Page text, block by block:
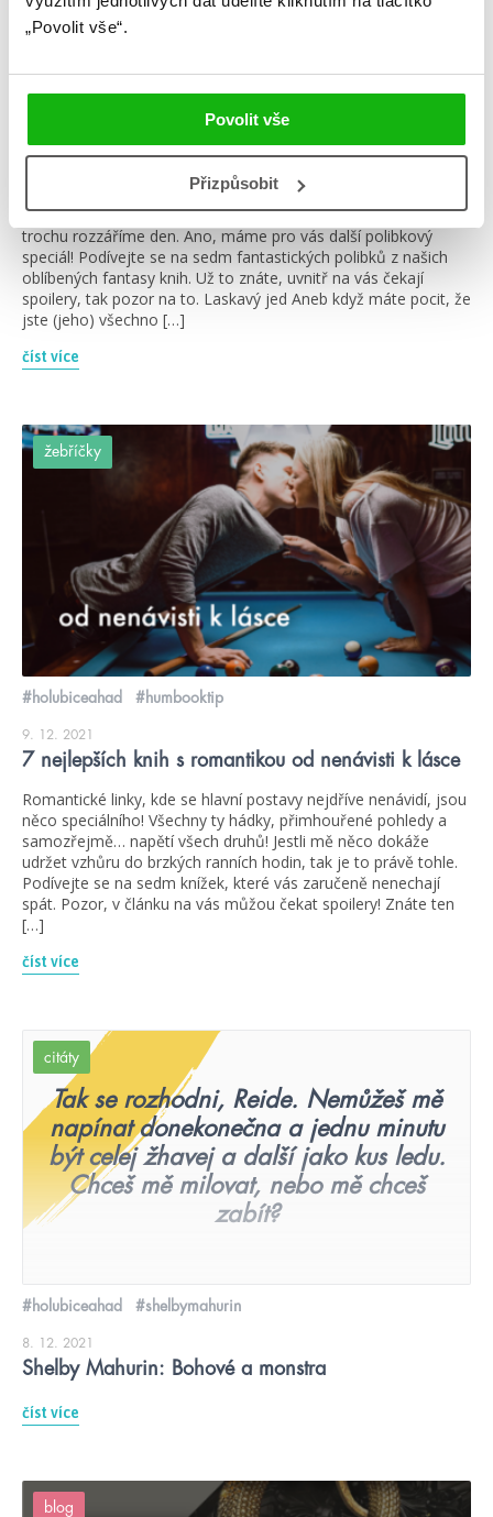
„Povolit vše“.
Povolit vše
Přizpůsobit
#holubiceahad
7 nejlepších polibků v knihách (fantasy speciál)
Venku je chladno a zima, a tak jsme se rozhodly, že vám
trochu rozzáříme den. Ano, máme pro vás další polibkový
speciál! Podívejte se na sedm fantastických polibků z našich
oblíbených fantasy knih. Už to znáte, uvnitř na vás čekají
spoilery, tak pozor na to. Laskavý jed Aneb když máte pocit, že
jste (jeho) všechno […]
číst více
žebříčky
#holubiceahad #humbooktip
9. 12. 2021
7 nejlepších knih s romantikou od nenávisti k lásce
Romantické linky, kde se hlavní postavy nejdříve nenávidí, jsou
něco speciálního! Všechny ty hádky, přimhouřené pohledy a
samozřejmě… napětí všech druhů! Jestli mě něco dokáže
udržet vzhůru do brzkých ranních hodin, tak je to právě tohle.
Podívejte se na sedm knížek, které vás zaručeně nenechají
spát. Pozor, v článku na vás můžou čekat spoilery! Znáte ten
[…]
číst více
citáty
Tak se rozhodni, Reide. Nemůžeš mě
napínat donekonečna a jednu minutu
být celej žhavej a další jako kus ledu.
Chceš mě milovat, nebo mě chceš
zabít?
#holubiceahad #shelbymahurin
8. 12. 2021
Shelby Mahurin: Bohové a monstra
číst více
blog